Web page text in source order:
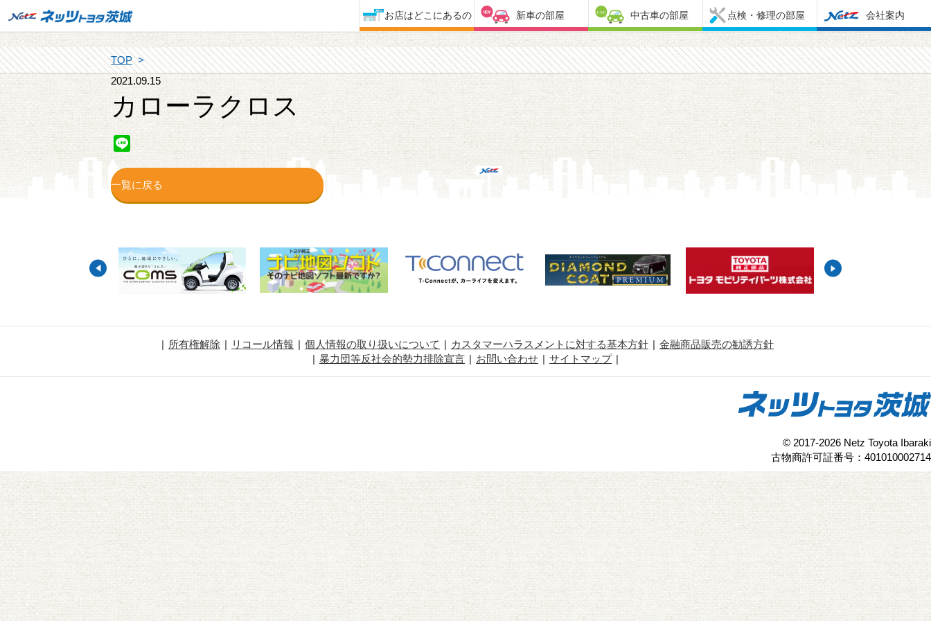
お店はどこにあるの 新車の部屋 中古車の部屋 点検・修理の部屋 会社案内
TOP
2021.09.15
カローラクロス
Line
一覧に戻る
所有権解除 リコール情報 個人情報の取り扱いについて カスタマーハラスメントに対する基本方針
金融商品販売の勧誘方針
暴力団等反社会的勢力排除宣言
お問い合わせ サイトマップ
© 2017-2026 Netz Toyota Ibaraki
古物商許可証番号：401010002714